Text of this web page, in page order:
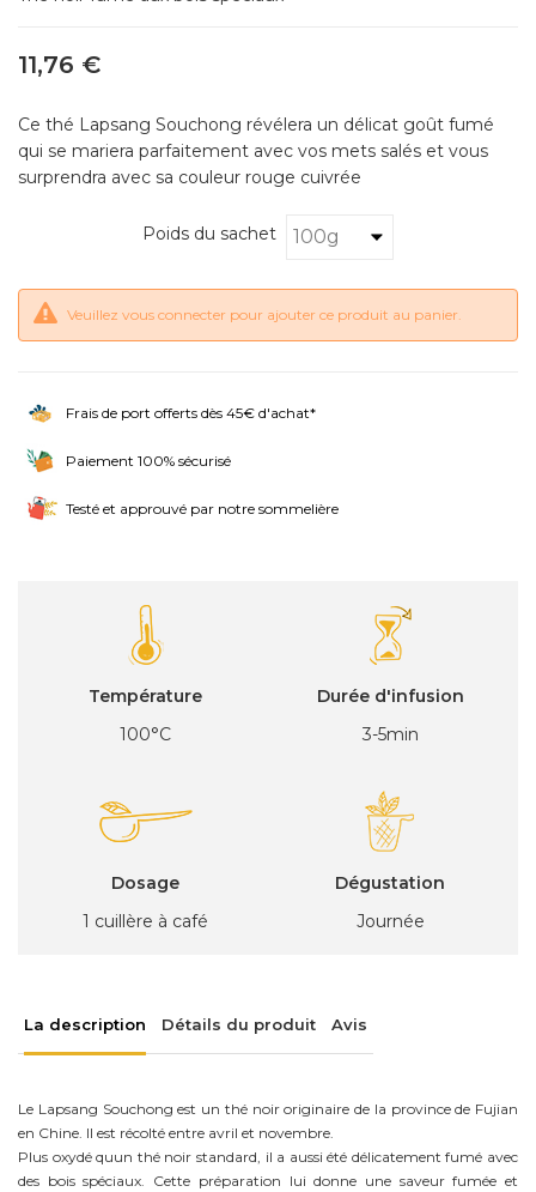
11,76 €
Ce thé Lapsang Souchong révélera un délicat goût fumé
qui se mariera parfaitement avec vos mets salés et vous
surprendra avec sa couleur rouge cuivrée
Poids du sachet
Veuillez vous connecter pour ajouter ce produit au panier.
Frais de port offerts dès 45€ d'achat*
Paiement 100% sécurisé
Testé et approuvé par notre sommelière
Température
100°C
Durée d'infusion
3-5min
Dosage
1 cuillère à café
Dégustation
Journée
La description Détails du produit Avis
Le Lapsang Souchong est un thé noir originaire de la province de Fujian
en Chine. Il est récolté entre avril et novembre.
Plus oxydé quun thé noir standard, il a aussi été délicatement fumé avec
des bois spéciaux. Cette préparation lui donne une saveur fumée et